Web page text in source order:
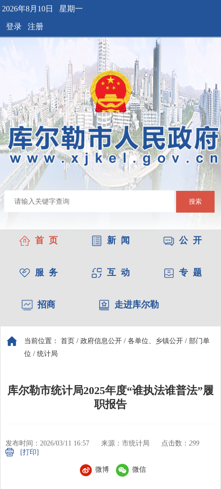
2026年8月10日 星期一
登录 注册
搜索
首 页 新 闻 公 开
服 务 互 动 专 题
招商 走进库尔勒
当前位置： 首页 / 政府信息公开 / 各单位、乡镇公开 / 部门单
位 / 统计局
库尔勒市统计局2025年度“谁执法谁普法”履
职报告
发布时间：2026/03/11 16:57 来源：市统计局 点击数： 299
[打印]
微博 微信